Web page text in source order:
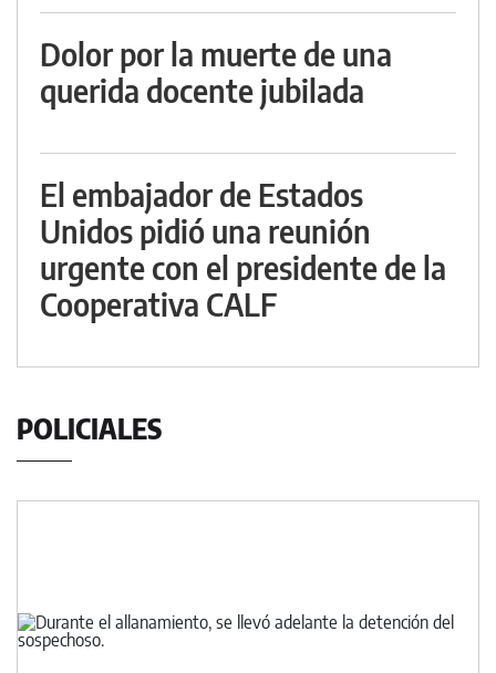
Dolor por la muerte de una
querida docente jubilada
El embajador de Estados
Unidos pidió una reunión
urgente con el presidente de la
Cooperativa CALF
POLICIALES